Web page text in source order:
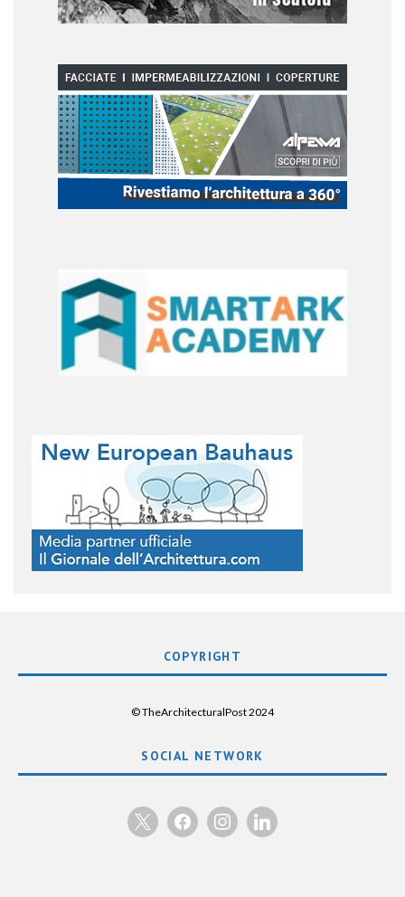
COPYRIGHT
© TheArchitecturalPost 2024
SOCIAL NETWORK
x facebookinstagramlinkedin